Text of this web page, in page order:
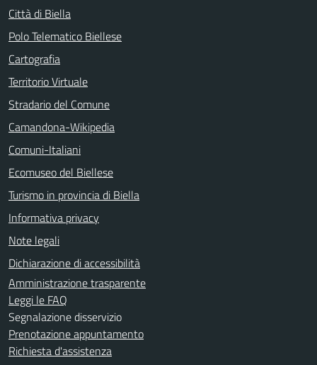
Città di Biella
Polo Telematico Biellese
Cartografia
Territorio Virtuale
Stradario del Comune
Camandona-Wikipedia
Comuni-Italiani
Ecomuseo del Biellese
Turismo in provincia di Biella
Informativa privacy
Note legali
Dichiarazione di accessibilità
Amministrazione trasparente
Leggi le FAQ
Segnalazione disservizio
Prenotazione appuntamento
Richiesta d'assistenza